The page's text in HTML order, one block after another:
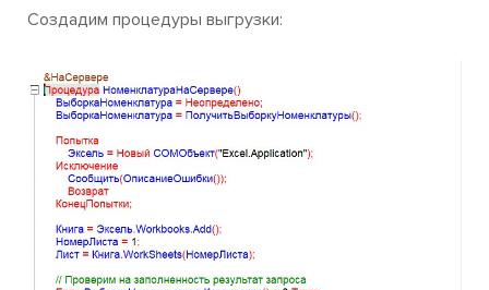
Создадим процедуры выгрузки: